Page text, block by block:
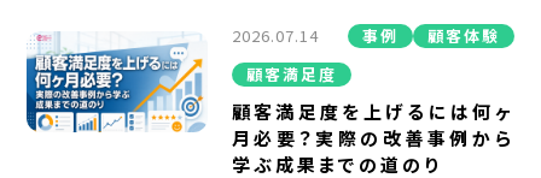
2026.07.14 事例
顧客体験
顧客満足度
顧客満足度を上げるには何ヶ
月必要？実際の改善事例から
学ぶ成果までの道のり